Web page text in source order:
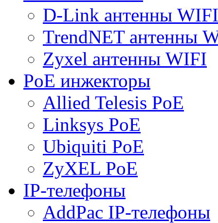
D-Link антенны WIFI
TrendNET антенны
Zyxel антенны WIFI
PoE инжекторы
Allied Telesis PoE
Linksys PoE
Ubiquiti PoE
ZyXEL PoE
IP-телефоны
AddPac IP-телефоны